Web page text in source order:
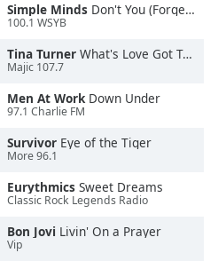
Simple Minds Don't You (Forget About Me)
100.1 WSYB
Tina Turner What's Love Got To Do With It
Majic 107.7
Men At WorkDown Under
97.1 Charlie FM
Survivor Eye of the Tiger
More 96.1
Eurythmics Sweet Dreams
Classic Rock Legends Radio
Bon Jovi Livin' On a Prayer
Vip